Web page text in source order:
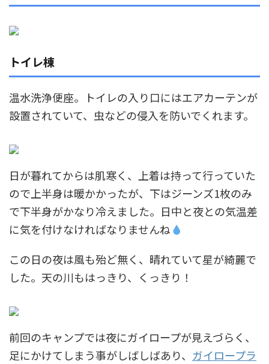
トイレ棟
温水洗浄便座。トイレの入り口にはエアカーテンが
設置されていて、虫などの侵入を防いでくれます。
日が暮れてからは肌寒く、上着は持って行っていた
ので上半身は暖かかったが、下はジーンズ1枚のみ
で下半身がかなり冷えました。日中と夜との気温差
に気を付けなければなりませんね
この日の夜は風も殆ど無く、晴れていて星が綺麗で
した。天の川もはっきり、くっきり！
前回のキャンプでは夜にガイロープが見えづらく、
足にかけてしまう事がしばしばあり、 ガイロープラ